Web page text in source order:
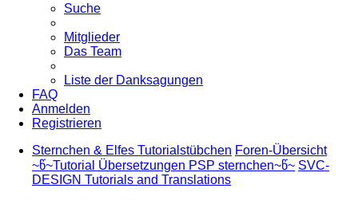
Suche
Mitglieder
Das Team
Liste der Danksagungen
FAQ
Anmelden
Registrieren
Sternchen & Elfes Tutorialstübchen Foren-Übersicht
~წ~Tutorial Übersetzungen PSP sternchen~წ~ SVC-
DESIGN Tutorials and Translations